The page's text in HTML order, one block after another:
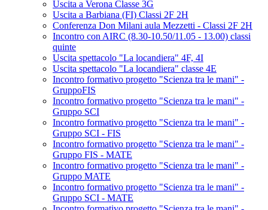
Uscita a Verona Classe 3G
Uscita a Barbiana (FI) Classi 2F 2H
Conferenza Don Milani aula Mezzetti - Classi 2F 2H
Incontro con AIRC (8.30-10.50/11.05 - 13.00) classi
quinte
Uscita spettacolo "La locandiera" 4F, 4I
Uscita spettacolo "La locandiera" classe 4E
Incontro formativo progetto "Scienza tra le mani" -
GruppoFIS
Incontro formativo progetto "Scienza tra le mani" -
Gruppo SCI
Incontro formativo progetto "Scienza tra le mani" -
Gruppo SCI - FIS
Incontro formativo progetto "Scienza tra le mani" -
Gruppo FIS - MATE
Incontro formativo progetto "Scienza tra le mani" -
Gruppo MATE
Incontro formativo progetto "Scienza tra le mani" -
Gruppo SCI - MATE